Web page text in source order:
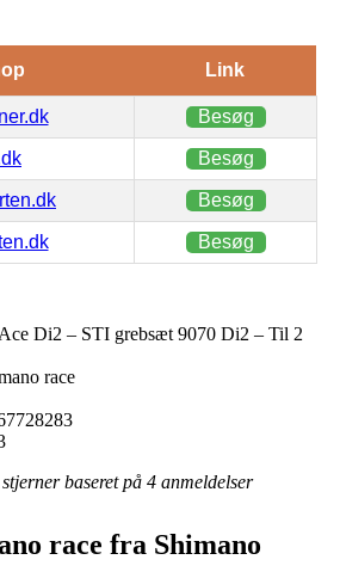
Link
Besøg
Besøg
Besøg
Besøg
Di2 – STI grebsæt 9070 Di2 – Til 2
race
baseret på 4 anmeldelser
race fra Shimano